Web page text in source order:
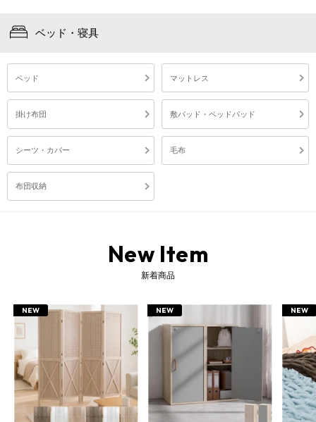
ベッド・寝具
ベッド マットレス
掛け布団 敷パッド・ベッドパッド
シーツ・カバー 毛布
布団収納
New Item
新着商品
NEW NEW NEW